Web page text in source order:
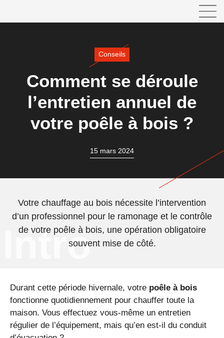
Conseils
Comment se déroule
l’entretien annuel de
votre poêle à bois ?
15 mars 2024
Intro
Votre chauffage au bois nécessite l’intervention
d’un professionnel pour le ramonage et le contrôle
de votre poêle à bois, une opération obligatoire
souvent mise de côté.
Durant cette période hivernale, votre poêle à bois
fonctionne quotidiennement pour chauffer toute la
maison. Vous effectuez vous-même un entretien
régulier de l’équipement, mais qu’en est-il du conduit